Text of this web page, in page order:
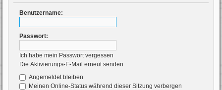
Benutzername:
Passwort:
Ich habe mein Passwort vergessen
Die Aktivierungs-E-Mail erneut senden
Angemeldet bleiben
Meinen Online-Status während dieser Sitzung verbergen